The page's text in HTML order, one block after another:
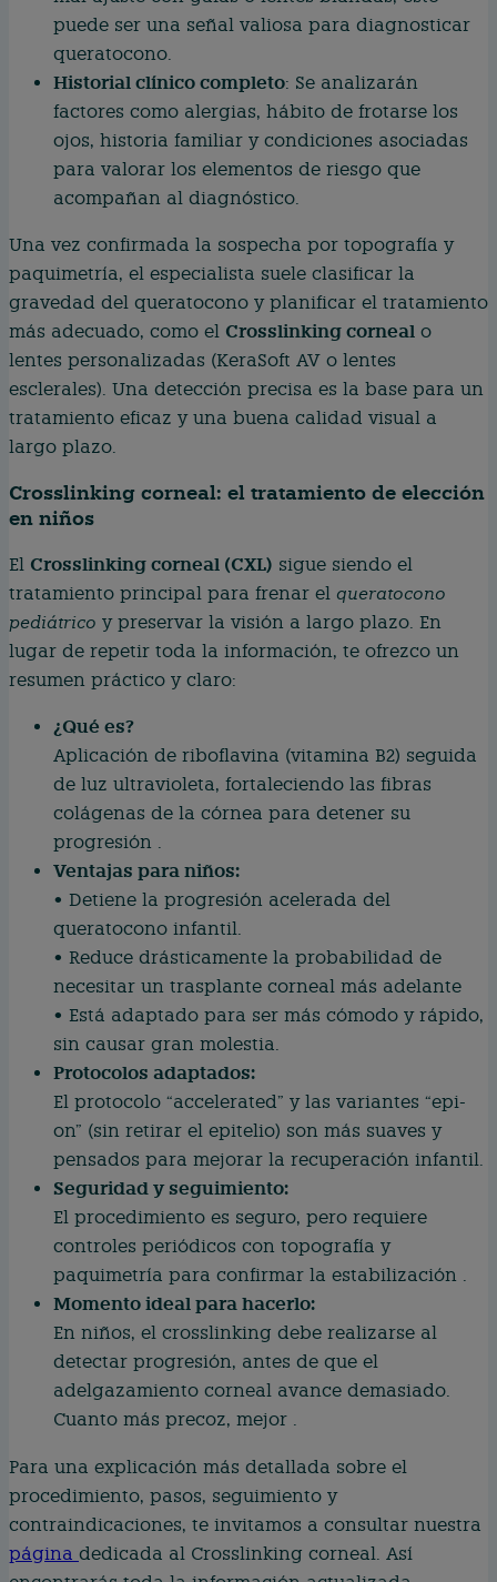
puede ser una señal valiosa para diagnosticar
queratocono.
Historial clínico completo: Se analizarán
factores como alergias, hábito de frotarse los
ojos, historia familiar y condiciones asociadas
para valorar los elementos de riesgo que
acompañan al diagnóstico.
Una vez confirmada la sospecha por topografía y
paquimetría, el especialista suele clasificar la
gravedad del queratocono y planificar el tratamiento
más adecuado, como el Crosslinking corneal o
lentes personalizadas (KeraSoft AV o lentes
esclerales). Una detección precisa es la base para un
tratamiento eficaz y una buena calidad visual a
largo plazo.
Crosslinking corneal: el tratamiento de elección
en niños
El Crosslinking corneal (CXL) sigue siendo el
tratamiento principal para frenar el queratocono
pediátrico y preservar la visión a largo plazo. En
lugar de repetir toda la información, te ofrezco un
resumen práctico y claro:
¿Qué es?
Aplicación de riboflavina (vitamina B2) seguida
de luz ultravioleta, fortaleciendo las fibras
colágenas de la córnea para detener su
progresión .
Ventajas para niños:
• Detiene la progresión acelerada del
queratocono infantil.
• Reduce drásticamente la probabilidad de
necesitar un trasplante corneal más adelante
• Está adaptado para ser más cómodo y rápido,
sin causar gran molestia.
Protocolos adaptados:
El protocolo “accelerated” y las variantes “epi-
on” (sin retirar el epitelio) son más suaves y
pensados para mejorar la recuperación infantil.
Seguridad y seguimiento:
El procedimiento es seguro, pero requiere
controles periódicos con topografía y
paquimetría para confirmar la estabilización .
Momento ideal para hacerlo:
En niños, el crosslinking debe realizarse al
detectar progresión, antes de que el
adelgazamiento corneal avance demasiado.
Cuanto más precoz, mejor .
Para una explicación más detallada sobre el
procedimiento, pasos, seguimiento y
contraindicaciones, te invitamos a consultar nuestra
página dedicada al Crosslinking corneal. Así